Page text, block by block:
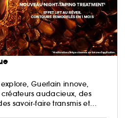
Guerlain innove,
audacieux, des
savoir-faire transmis et
Beau en signature.